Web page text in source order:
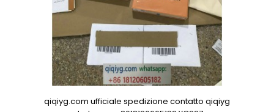
qiqiyg.com ufficiale spedizione contatto qiqiyg